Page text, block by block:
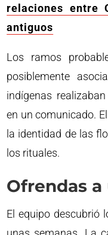
relaciones entre
antiguos
Los ramos
posiblemente
indígenas
en un comunicado.
la identidad de las
los rituales.
Ofrendas
El equipo descubrió